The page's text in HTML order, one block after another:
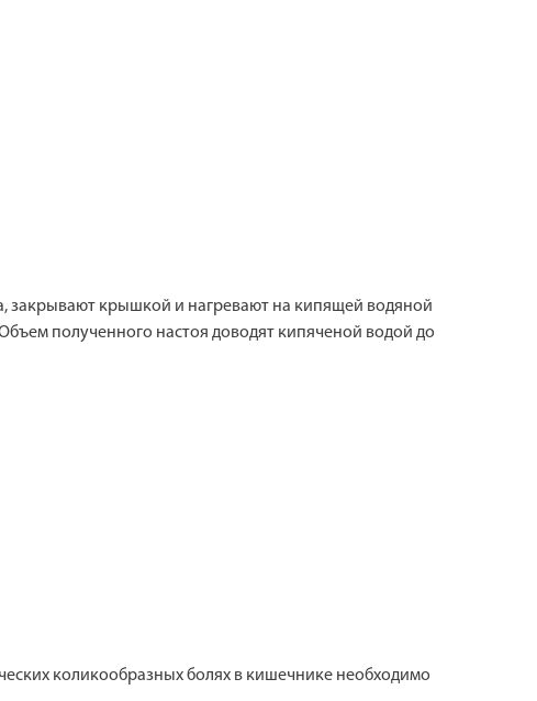
закрывают крышкой и нагревают на кипящей водяной
полученного настоя доводят кипяченой водой до
коликообразных болях в кишечнике необходимо